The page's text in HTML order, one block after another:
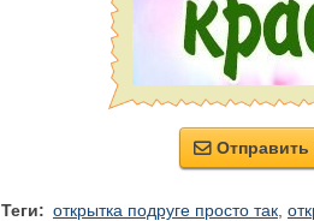
 Отправить
Теги: открытка подруге просто так